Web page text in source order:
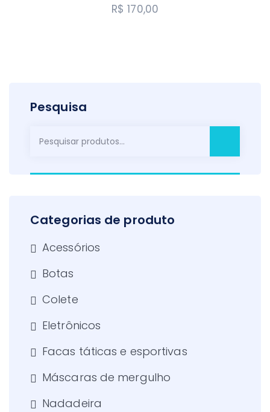
R$ 170,00
Pesquisa
Pesquisar
Categorias de produto
Acessórios
Botas
Colete
Eletrônicos
Facas táticas e esportivas
Máscaras de mergulho
Nadadeira